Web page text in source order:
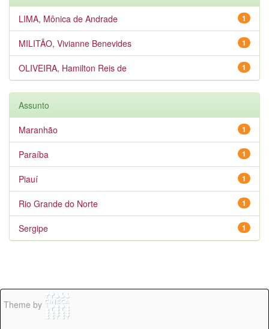
1
LIMA, Mônica de Andrade
1
MILITÃO, Vivianne Benevides
1
OLIVEIRA, Hamilton Reis de
Assunto
1
Maranhão
1
Paraíba
1
Piauí
1
Rio Grande do Norte
1
Sergipe
Theme by